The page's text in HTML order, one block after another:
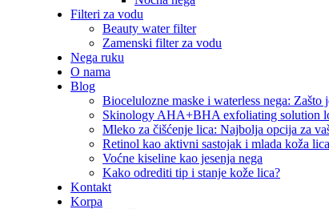
Filteri za vodu
Beauty water filter
Zamenski filter za vodu
Nega ruku
O nama
Blog
Biocelulozne maske i waterless nega:
Skinology AHA+BHA exfoliating solution
Mleko za čišćenje lica: Najbolja opcija za
Retinol kao aktivni sastojak i mlada koža lica
Voćne kiseline kao jesenja nega
Kako odrediti tip i stanje kože lica?
Kontakt
Korpa